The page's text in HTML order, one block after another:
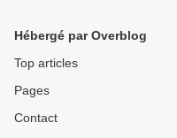
Hébergé par Overblog
Top articles
Pages
Contact